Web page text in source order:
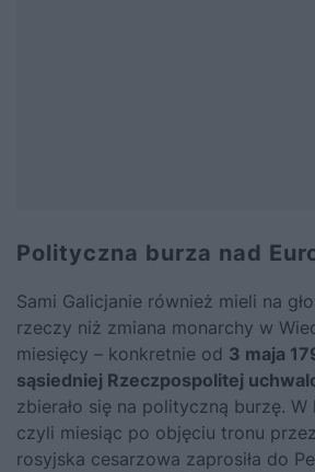
Polityczna burza nad
Sami Galicjanie również mieli na
rzeczy niż zmiana monarchy w
miesięcy – konkretnie od 3 maja
sąsiedniej Rzeczpospolitej
zbierało się na polityczną burzę.
czyli miesiąc po objęciu tronu
rosyjska cesarzowa zaprosiła do